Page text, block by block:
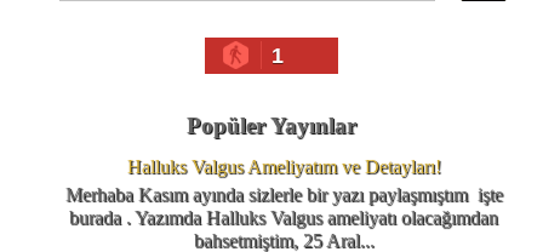
1
Popüler Yayınlar
Halluks Valgus Ameliyatım ve Detayları!
Merhaba Kasım ayında sizlerle bir yazı paylaşmıştım işte
burada . Yazımda Halluks Valgus ameliyatı olacağımdan
bahsetmiştim, 25 Aral...